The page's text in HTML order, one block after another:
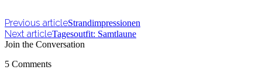
Previous articleStrandimpressionen
Next articleTagesoutfit: Samtlaune
Join the Conversation
5 Comments